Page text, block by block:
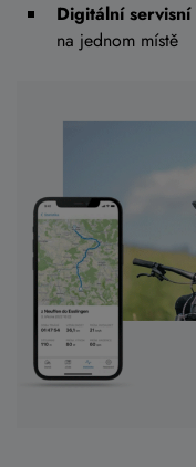
Digitální
na jednom místě